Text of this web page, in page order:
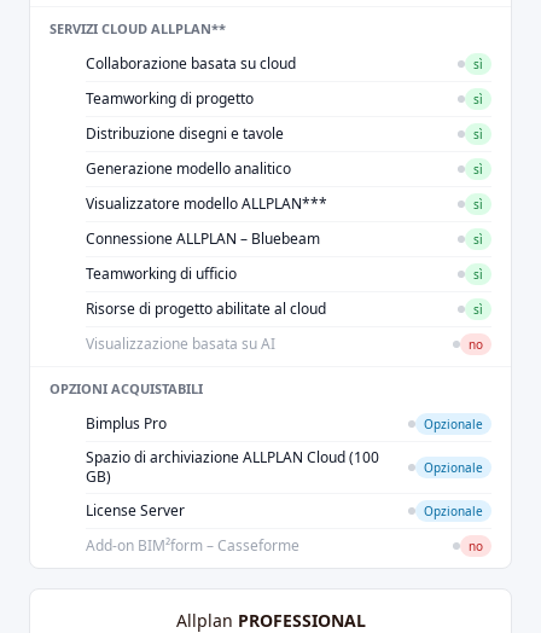
SERVIZI CLOUD ALLPLAN**
Collaborazione basata su cloud sì
Teamworking di progetto sì
Distribuzione disegni e tavole sì
Generazione modello analitico sì
Visualizzatore modello ALLPLAN*** sì
Connessione ALLPLAN – Bluebeam sì
Teamworking di ufficio sì
Risorse di progetto abilitate al cloud sì
Visualizzazione basata su AI no
OPZIONI ACQUISTABILI
Bimplus Pro Opzionale
Spazio di archiviazione ALLPLAN Cloud (100
GB)
Opzionale
License Server Opzionale
Add-on BIM²form – Casseforme no
Allplan PROFESSIONAL